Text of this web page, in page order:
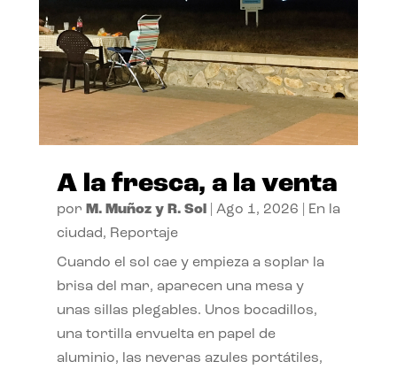
A la fresca, a la venta
por M. Muñoz y R. Sol| Ago 1, 2026
En la
ciudad, Reportaje
Cuando el sol cae y empieza a soplar la
brisa del mar, aparecen una mesa y
unas sillas plegables. Unos bocadillos,
una tortilla envuelta en papel de
aluminio, las neveras azules portátiles,